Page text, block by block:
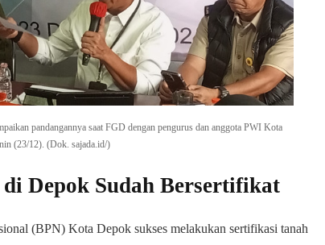
pandangannya saat FGD dengan pengurus dan anggota PWI Kota
(23/12). (Dok. sajada.id/)
di Depok Sudah Bersertifikat
(BPN) Kota Depok sukses melakukan sertifikasi tanah